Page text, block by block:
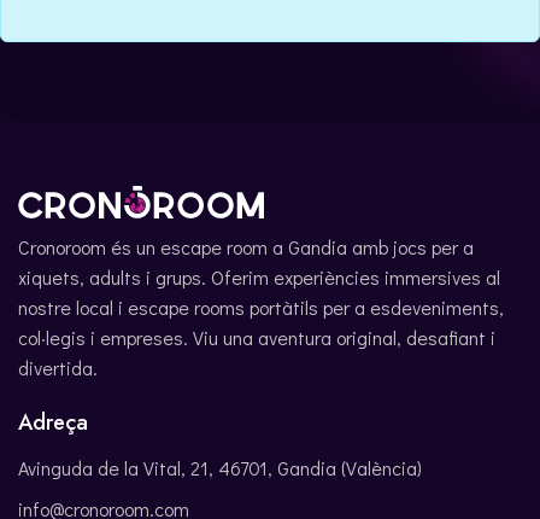
Cronoroom és un escape room a Gandia amb jocs per a
xiquets, adults i grups. Oferim experiències immersives al
nostre local i escape rooms portàtils per a esdeveniments,
col·legis i empreses. Viu una aventura original, desafiant i
divertida.
Adreça
Avinguda de la Vital, 21, 46701, Gandia (València)
info@cronoroom.com